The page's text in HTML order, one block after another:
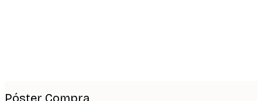
Póster Compra